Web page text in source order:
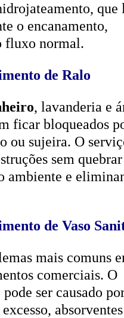
que
o encanamento,
fluxo normal.
de Ralo
, lavanderia e
ficar bloqueados
ou sujeira. O
sem
ambiente e
de Vaso
mais comuns
comerciais. O
pode ser causado